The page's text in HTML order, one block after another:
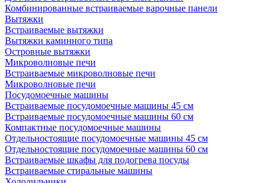
Комбинированные встраиваемые варочные панели
Вытяжки
Встраиваемые вытяжки
Вытяжки каминного типа
Островные вытяжки
Микроволновые печи
Встраиваемые микроволновые печи
Микроволновые печи
Посудомоечные машины
Встраиваемые посудомоечные машины 45 см
Встраиваемые посудомоечные машины 60 см
Компактные посудомоечные машины
Отдельностоящие посудомоечные машины 45 см
Отдельностоящие посудомоечные машины 60 см
Встраиваемые шкафы для подогрева посуды
Встраиваемые стиральные машины